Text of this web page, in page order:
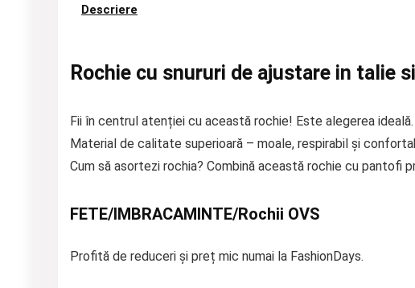
Descriere
Rochie cu snururi de ajustare in talie
Fii în centrul atenției cu această rochie! Este alegerea ideală.
Material de calitate superioară – moale, respirabil și
Cum să asortezi rochia? Combină această rochie cu pantofi
FETE/IMBRACAMINTE/Rochii OVS
Profită de reduceri și preț mic numai la FashionDays.